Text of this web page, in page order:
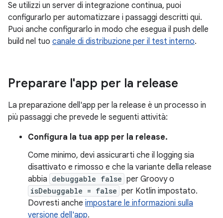
Se utilizzi un server di integrazione continua, puoi
configurarlo per automatizzare i passaggi descritti qui.
Puoi anche configurarlo in modo che esegua il push delle
build nel tuo canale di distribuzione per il test interno.
Preparare l'app per la release
La preparazione dell'app per la release è un processo in
più passaggi che prevede le seguenti attività:
Configura la tua app per la release.
Come minimo, devi assicurarti che il logging sia
disattivato e rimosso e che la variante della release
abbia debuggable false per Groovy o
isDebuggable = false per Kotlin impostato.
Dovresti anche impostare le informazioni sulla
versione dell'app.